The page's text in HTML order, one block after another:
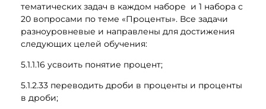
тематических задач в каждом наборе и 1 набора с
20 вопросами по теме «Проценты». Все задачи
разноуровневые и направлены для достижения
следующих целей обучения:
5.1.1.16 усвоить понятие процент;
5.1.2.33 переводить дроби в проценты и проценты
в дроби;